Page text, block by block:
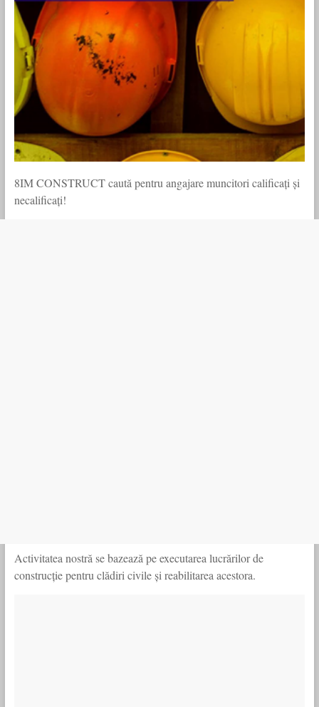
8IM CONSTRUCT caută pentru angajare muncitori calificați și
necalificați!
Activitatea nostră se bazează pe executarea lucrărilor de
construcție pentru clădiri civile și reabilitarea acestora.